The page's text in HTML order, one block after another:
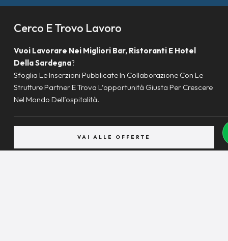
Cerco E Trovo Lavoro
Vuoi Lavorare Nei Migliori Bar, Ristoranti E Hotel
Della Sardegna?
Sfoglia Le Inserzioni Pubblicate In Collaborazione Con Le
Strutture Partner E Trova L’opportunità Giusta Per Crescere
Nel Mondo Dell’ospitalità.
VAI ALLE OFFERTE